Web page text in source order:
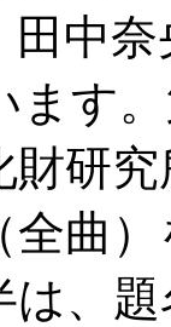
田中
ます
財研
全曲
、